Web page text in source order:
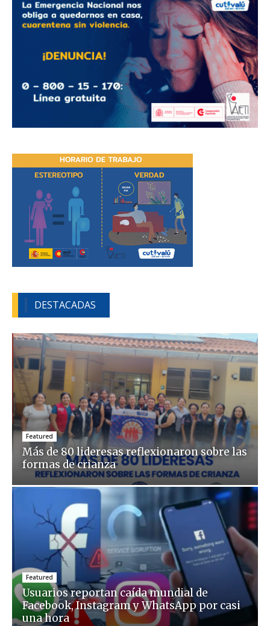
DESTACADAS
Featured
Más de 80 lideresas reflexionaron sobre las
formas de crianza
Featured
Usuarios reportan caída mundial de
Facebook, Instagram y WhatsApp por casi
una hora